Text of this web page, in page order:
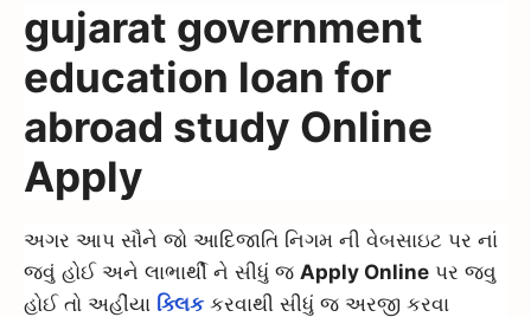
gujarat government
education loan for
abroad study Online
Apply
અગર આપ સૌને જો આદિજાતિ નિગમ ની વેબસાઇટ પર નાં
જવું હોઈ અને લાભાર્થી ને સીધું જ Apply Online પર જવુ
હોઈ તો અહીંયા ક્લિક કરવાથી સીધું જ અરજી કરવા